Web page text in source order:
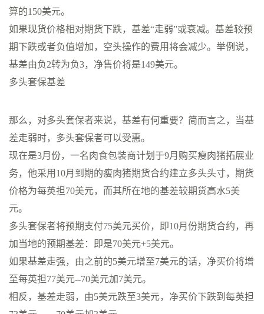
算的150美元。
如果现货价格相对期货下跌，基差“走弱”或衰减。基差较预
期下跌或者负值增加，空头操作的费用将会减少。举例说，
基差由负2转为负3，净售价将是149美元。
多头套保基差
那么，对多头套保者来说，基差有何重要？简而言之，当基
差走弱时，多头套保者可以受惠。
现在是3月份，一名肉食包装商计划于9月购买瘦肉猪拓展业
务，他采用10月到期的瘦肉猪期货合约建立多头头寸，期货
价格为每英担70美元，而其所在地的基差较期货高水5美
元。
多头套保者将预期支付75美元买价，即10月份期货合约，再
加当地的预期基差：即是70美元+5美元。
如果基差走强，由之前的5美元增至7美元的话，净买价将增
至每英担77美元--70美元加7美元。
相反，基差走弱，由5美元跌至3美元，净买价下跌到每英担